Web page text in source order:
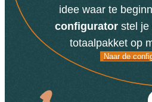
idee waar te
configuratorstel je
totaalpakket op
Naar de
Naar de